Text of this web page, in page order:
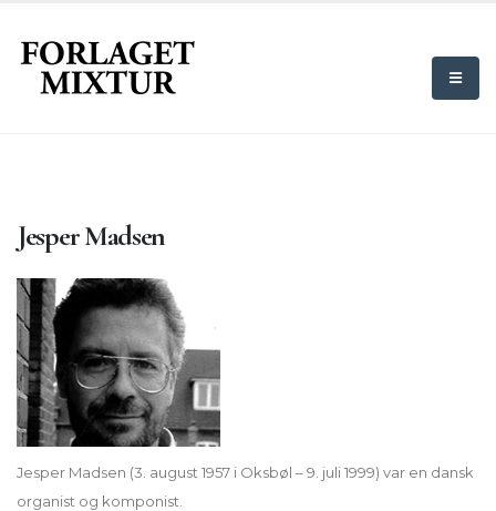
Jesper Madsen
Jesper Madsen (3. august 1957 i Oksbøl – 9. juli 1999) var en dansk
organist og komponist.